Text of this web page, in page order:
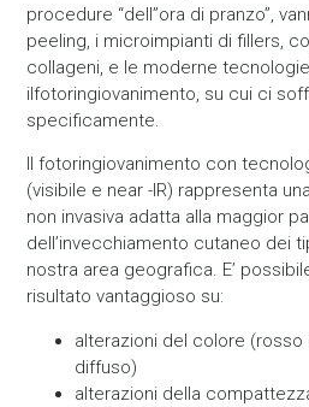
procedure “dell”ora di pranzo”,
peeling, i microimpianti di fillers,
collageni, e le moderne
ilfotoringiovanimento, su cui ci
specificamente.
Il fotoringiovanimento con
(visibile e near -IR) rappresenta
non invasiva adatta alla maggior
dell’invecchiamento cutaneo dei
nostra area geografica. E’
risultato vantaggioso su:
alterazioni del colore (rosso
diffuso)
alterazioni della